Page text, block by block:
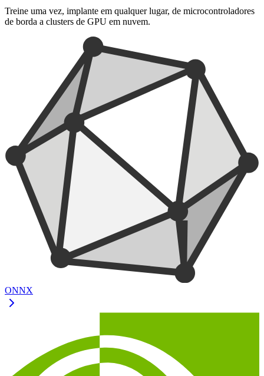
Treine uma vez, implante em qualquer lugar, de microcontroladores
de borda a clusters de GPU em nuvem.
ONNX